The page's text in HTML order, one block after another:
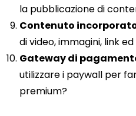
la pubblicazione di
Contenuto
di video, immagini, link
Gateway di
utilizzare i paywall per
premium?